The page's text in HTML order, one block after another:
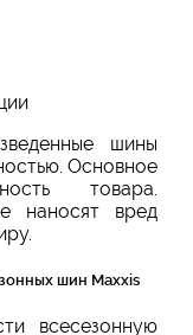
шины
Основное
товара.
наносят вред
шин Maxxis
всесезонную